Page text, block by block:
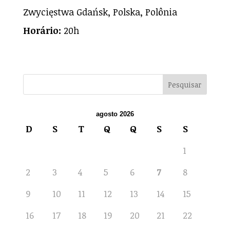
Zwycięstwa Gdańsk, Polska, Polônia
Horário: 20h
agosto 2026
D S T Q Q S
S
1
2
3 4 5 6 7
8
9
10 11 12 13 14
15
16
17 18 19 20 21
22